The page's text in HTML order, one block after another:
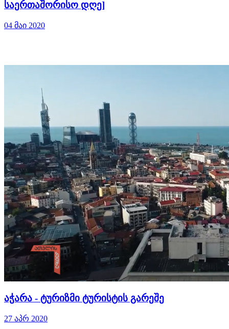
საერთაშორისო დღე]
04 მაი 2020
აჭარა - ტურიზმი ტურისტის გარეშე
27 აპრ 2020